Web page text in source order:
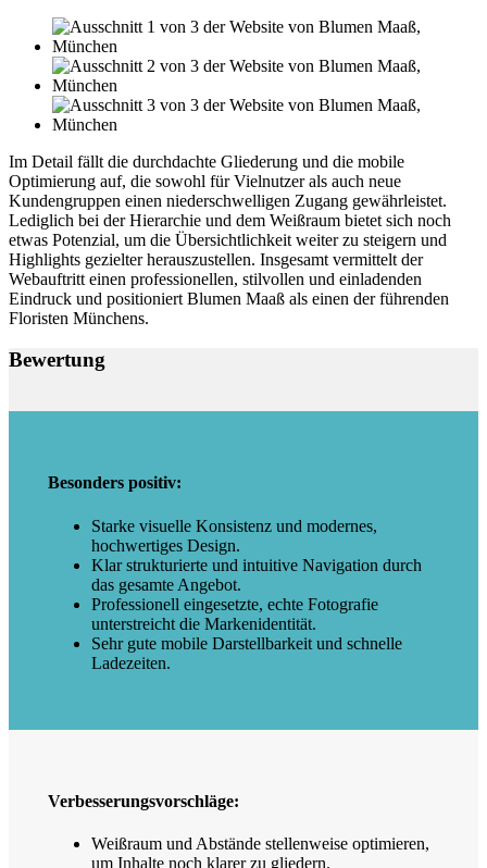
Im Detail fällt die durchdachte Gliederung und die mobile
Optimierung auf, die sowohl für Vielnutzer als auch neue
Kundengruppen einen niederschwelligen Zugang gewährleistet.
Lediglich bei der Hierarchie und dem Weißraum bietet sich noch
etwas Potenzial, um die Übersichtlichkeit weiter zu steigern und
Highlights gezielter herauszustellen. Insgesamt vermittelt der
Webauftritt einen professionellen, stilvollen und einladenden
Eindruck und positioniert Blumen Maaß als einen der führenden
Floristen Münchens.
Bewertung
Besonders positiv:
Starke visuelle Konsistenz und modernes,
hochwertiges Design.
Klar strukturierte und intuitive Navigation durch
das gesamte Angebot.
Professionell eingesetzte, echte Fotografie
unterstreicht die Markenidentität.
Sehr gute mobile Darstellbarkeit und schnelle
Ladezeiten.
Verbesserungsvorschläge:
Weißraum und Abstände stellenweise optimieren,
um Inhalte noch klarer zu gliedern.